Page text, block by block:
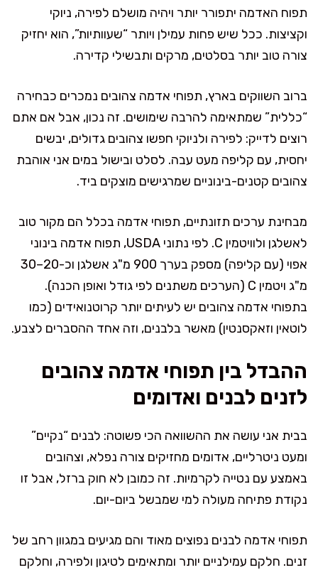
תפוח האדמה יתפורר יותר ויהיה מושלם לפירה, ניוקי
וקציצות. ככל שיש פחות עמילן ויותר “שעוותיות”, הוא יחזיק
צורה טוב יותר בסלטים, מרקים ותבשילי קדירה.
ברוב השווקים בארץ, תפוחי אדמה צהובים נמכרים כבחירה
“כללית” שמתאימה להרבה שימושים. זה נכון, אבל אם אתם
רוצים לדייק: לפירה ולניוקי חפשו צהובים גדולים, יבשים
יחסית, עם קליפה מעט עבה. לסלט ובישול במים אני אוהבת
צהובים קטנים-בינוניים שמרגישים מוצקים ביד.
מבחינת ערכים תזונתיים, תפוחי אדמה בכלל הם מקור טוב
לאשלגן ולוויטמין C. לפי נתוני USDA, תפוח אדמה בינוני
אפוי (עם קליפה) מספק בערך 900 מ"ג אשלגן וכ-20–30
מ"ג ויטמין C (הערכים משתנים לפי גודל ואופן הכנה).
בתפוחי אדמה צהובים יש לעיתים יותר קרוטנואידים (כמו
לוטאין וזאקסנטין) מאשר בלבנים, וזה אחד ההסברים לצבע.
ההבדל בין תפוחי אדמה צהובים
לזנים לבנים ואדומים
בבית אני עושה את ההשוואה הכי פשוטה: לבנים “נקיים”
ומעט ניטרליים, אדומים מחזיקים צורה נפלא, וצהובים
באמצע עם נטייה לקרמיות. זה כמובן לא חוק ברזל, אבל זו
נקודת פתיחה מעולה למי שמבשל ביום-יום.
תפוחי אדמה לבנים נפוצים מאוד והם מגיעים במגוון רחב של
זנים. חלקם עמילניים יותר ומתאימים לטיגון ולפירה, וחלקם